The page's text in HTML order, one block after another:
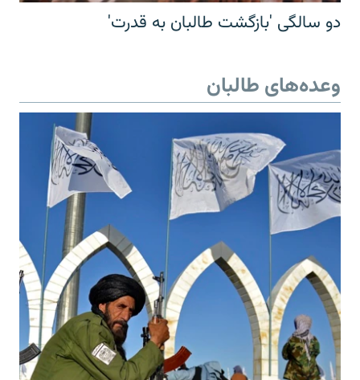
دو سالگی 'بازگشت طالبان به قدرت'
وعده‌های طالبان